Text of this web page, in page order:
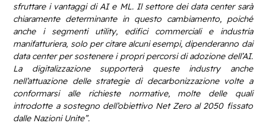
sfruttare i vantaggi di AI e ML. Il settore dei data center sarà
chiaramente determinante in questo cambiamento, poiché
anche i segmenti utility, edifici commerciali e industria
manifatturiera, solo per citare alcuni esempi, dipenderanno dai
data center per sostenere i propri percorsi di adozione dell’AI.
La digitalizzazione supporterà queste industry anche
nell’attuazione delle strategie di decarbonizzazione volte a
conformarsi alle richieste normative, molte delle quali
introdotte a sostegno dell’obiettivo Net Zero al 2050 fissato
dalle Nazioni Unite”.